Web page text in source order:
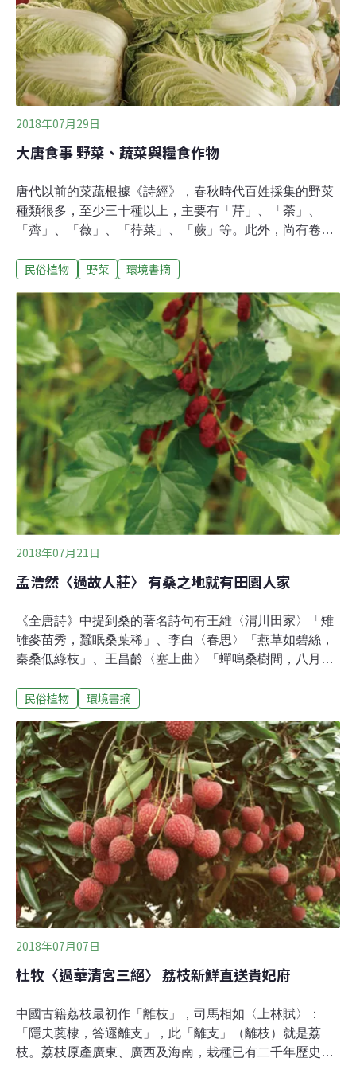
能只是乾瞪眼、默默從樹下走過。到了利嘉部落的耆老手
上，有如施展魔法般多用。農委會林務局台東林區管理處
長劉瓊蓮即於序中，提及完全不同的經驗。
2018年07月29日
大唐食事 野菜、蔬菜與糧食作物
唐代以前的菜蔬根據《詩經》，春秋時代百姓採集的野菜
種類很多，至少三十種以上，主要有「芹」、「荼」、
「薺」、「薇」、「荇菜」、「蕨」等。此外，尚有卷
等。其中有些野菜比較可口，至今仍採集或栽培食用。漢
薺、蕨、蒿等；《周禮》有葵、荼、笋、莕、芹、蒲等；
《禮記》有堇、荼、薤、芑、蓼、薺、蒲等。苦菜很早就
成為常蔬，不僅尋常百姓食用，也是王公富室之菜餚；冬
葵是白菜出現以前的「百菜之主」，都是千百年來中國百
姓喜愛的佳餚。綜合以上文獻，可知唐代以前採食的野菜
種類主要有：荇菜、卷耳、車前草、蔞蒿、蕨、野豌豆、
苦菜、薺菜、香蒲、冬葵、藜、播娘蒿、苦藚菜、旋花、
水芹、水蓼、蓴菜等。栽培的蔬菜除《詩經》的匏瓜、蕪
菁、蘿蔔、韭菜之外，還栽培荷、香椿、竹筍等原生植
物。唐代以前的糧食植物粟和黍是中國半乾旱黃土區的原
生植物
民俗植物 野菜 環境書摘
2018年07月21日
孟浩然〈過故人莊〉 有桑之地就有田園人家
《全唐詩》中提到桑的著名詩句有王維〈渭川田家〉「雉
雊麥苗秀，蠶眠桑葉稀」、李白〈春思〉「燕草如碧絲，
秦桑低綠枝」、王昌齡〈塞上曲〉「蟬鳴桑樹間，八月蕭
桑麻」等。桑葉為養蠶的主要飼料，是中國最早栽培的樹
行〉：「春半南陽西，柔桑過村塢。」養蠶栽桑是古代重
要的農業活動，皇后每年春季都要舉行蠶桑儀式，《白虎
通》：「王者所以親耕，后親桑，所以率天下農蠶也。」
但是，桑樹的用途不只是養蠶，桑木做的弓，稱為桑弧。
古代諸侯生子，用桑弧向天地四方射蓬草做的箭，表示兒
子將來有四方之志，宋朝朱熹《次韻擇之進賢道中漫成》
之二：「豈知男子桑蓬志，萬里東西不作難。」識別特徵
落葉喬木或灌木，植株具乳汁，高三至十公尺。葉卵或闊
卵形，長五至十五公分，寬五至十二公分，先端急尖至長
尾狀，基部心形至淺心形；粗鈍鋸齒緣。花單性；雄花序
下垂
民俗植物 環境書摘
2018年07月07日
杜牧〈過華清宮三絕〉 荔枝新鮮直送貴妃府
中國古籍荔枝最初作「離枝」，司馬相如〈上林賦〉：
「隱夫薁棣，答遝離支」，此「離支」（離枝）就是荔
枝。荔枝原產廣東、廣西及海南，栽種已有二千年歷史。